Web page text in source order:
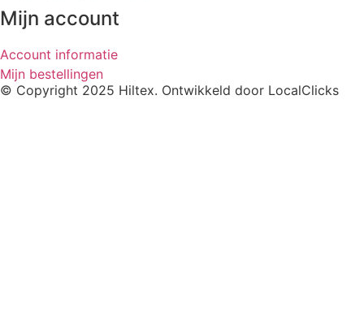
Mijn account
Account informatie
Mijn bestellingen
© Copyright 2025 Hiltex. Ontwikkeld door LocalClicks